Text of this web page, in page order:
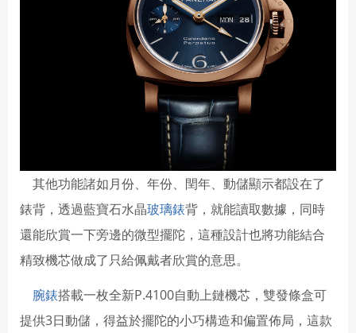
其他功能諸如月份、年份、閏年、動儲顯示都設在了
錶背，透過藍寶石水晶玻璃錶背，就能讀取數據，同時
還能欣賞一下旁邊的微型擺陀，這種設計也將功能結合
精致機芯做成了只給佩戴者欣賞的意思。
腕錶搭載一枚全新P.4100自動上鏈機芯，雙發條盒可
提供3日動儲，得益於擺陀的小巧構造和偏置佈局，這款